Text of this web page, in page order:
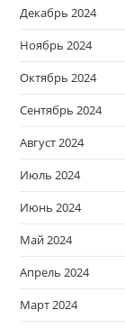
Декабрь 2024
Ноябрь 2024
Октябрь 2024
Сентябрь 2024
Август 2024
Июль 2024
Июнь 2024
Май 2024
Апрель 2024
Март 2024